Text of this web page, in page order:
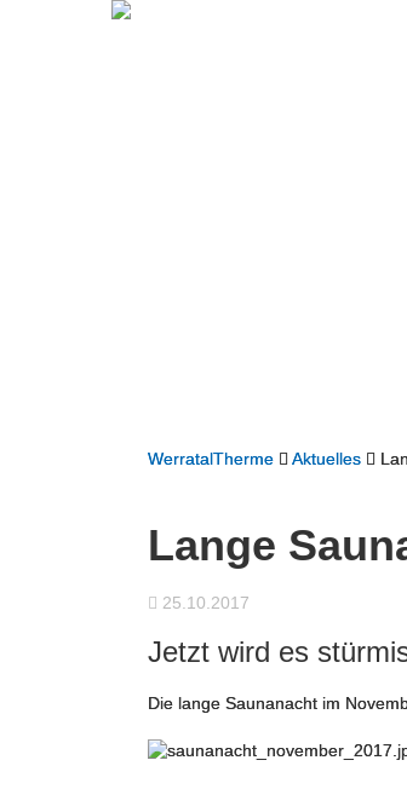
WerratalTherme Aktuelles
Lange
25.10.2017
Jetzt wird es
Die lange Saunanacht im